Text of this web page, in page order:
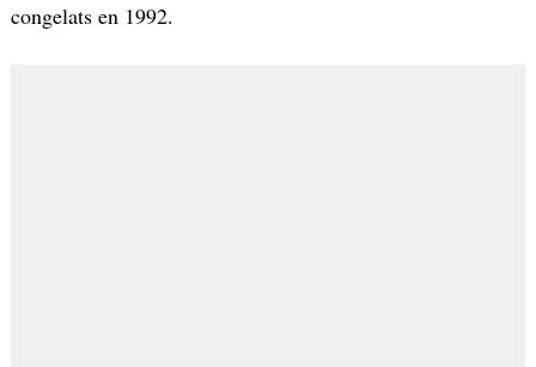
congelats en 1992.